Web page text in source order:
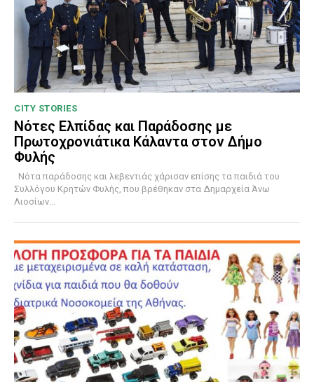
CITY STORIES
Νότες Ελπίδας και Παράδοσης με
Πρωτοχρονιάτικα Κάλαντα στον Δήμο
Φυλής
Νότα παράδοσης και λεβεντιάς χάρισαν επίσης τα παιδιά του
Συλλόγου Κρητών Φυλής, που βρέθηκαν στα Δημαρχεία Άνω
Λιοσίων...